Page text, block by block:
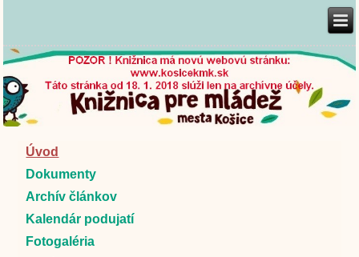
Úvod
Dokumenty
Archív článkov
Kalendár podujatí
Fotogaléria